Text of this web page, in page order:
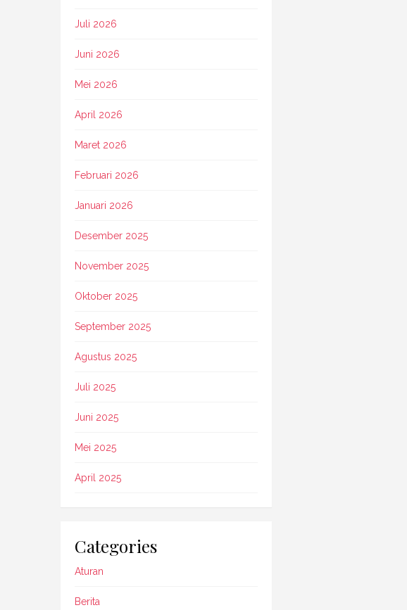
Juli 2026
Juni 2026
Mei 2026
April 2026
Maret 2026
Februari 2026
Januari 2026
Desember 2025
November 2025
Oktober 2025
September 2025
Agustus 2025
Juli 2025
Juni 2025
Mei 2025
April 2025
Categories
Aturan
Berita